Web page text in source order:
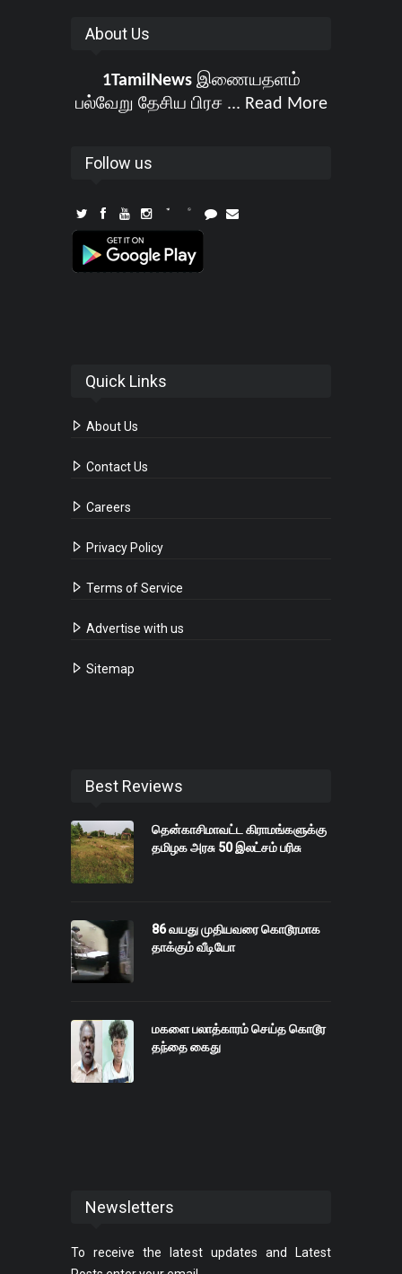
About Us
1TamilNewsஇணையதளம்
பல்வேறு தேசிய பிரச ... Read More
Follow us
Quick Links
About Us
Contact Us
Careers
Privacy Policy
Terms of Service
Advertise with us
Sitemap
Best Reviews
தென்காசிமாவட்ட கிராமங்களுக்கு
தமிழக அரசு 50 இலட்சம் பரிசு
86 வயது முதியவரை கொடூரமாக
தாக்கும் வீடியோ
மகளை பலாத்காரம் செய்த கொடூர
தந்தை கைது
Newsletters
To receive the latest updates and Latest